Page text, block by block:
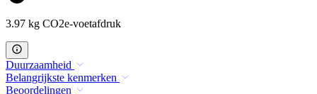
3.97 kg CO2e-voetafdruk
Duurzaamheid
Belangrijkste kenmerken
Beoordelingen